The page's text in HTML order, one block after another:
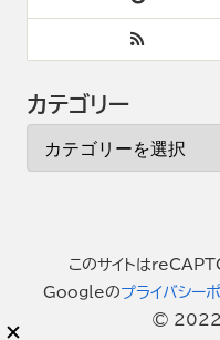
カテゴリー
このサイトは
Googleのプライバシー
© 2022